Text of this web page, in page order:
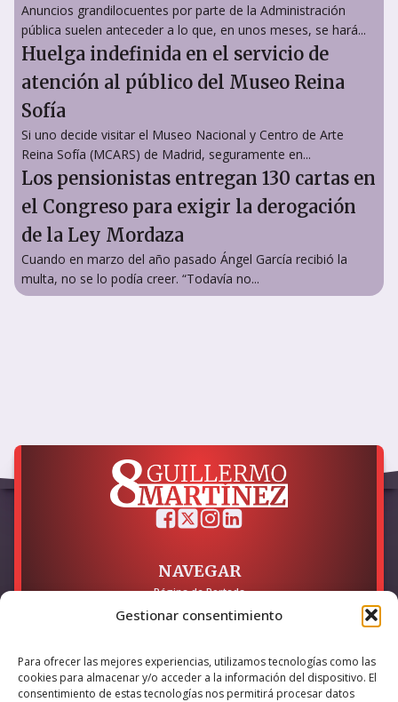
Gestionar consentimiento
Para ofrecer las mejores experiencias, utilizamos tecnologías como las
cookies para almacenar y/o acceder a la información del dispositivo. El
consentimiento de estas tecnologías nos permitirá procesar datos
Anuncios grandilocuentes por parte de la Administración
pública suelen anteceder a lo que, en unos meses, se hará...
Huelga indefinida en el servicio de
atención al público del Museo Reina
Sofía
Si uno decide visitar el Museo Nacional y Centro de Arte
Reina Sofía (MCARS) de Madrid, seguramente en...
Los pensionistas entregan 130 cartas en
el Congreso para exigir la derogación
de la Ley Mordaza
Cuando en marzo del año pasado Ángel García recibió la
multa, no se lo podía creer. “Todavía no...
NAVEGAR
Página de Portada
LEGAL
Política de Privacidad
Política de Cookies